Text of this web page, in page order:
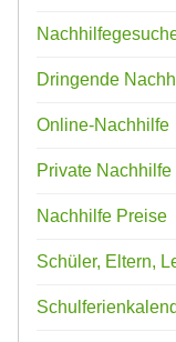
Dringende
Online-Nachhilfe
Private
Nachhilfe Preise
Schüler, Eltern,